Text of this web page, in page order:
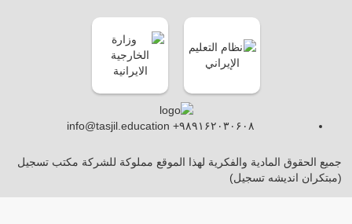
info@tasjil.education +۹۸۹۱۶۲۰۳۰۶۰۸
جميع الحقوق المادية والفكرية لهذا الموقع مملوكة للشركة مكتب تسجيل
(مبتکران اندیشه تسجیل)